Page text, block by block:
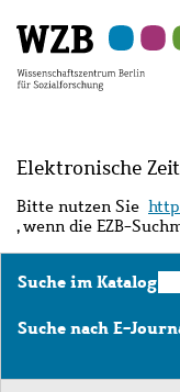
Hauptinhalt
springen
Navigation
springen
Suche
springen
Sekundärnavigation
springen
Fußzeile
springen
Elektronische
Bitte nutzen Sie
, wenn die EZB-
Suche im Katalog
im
Suche nach E-